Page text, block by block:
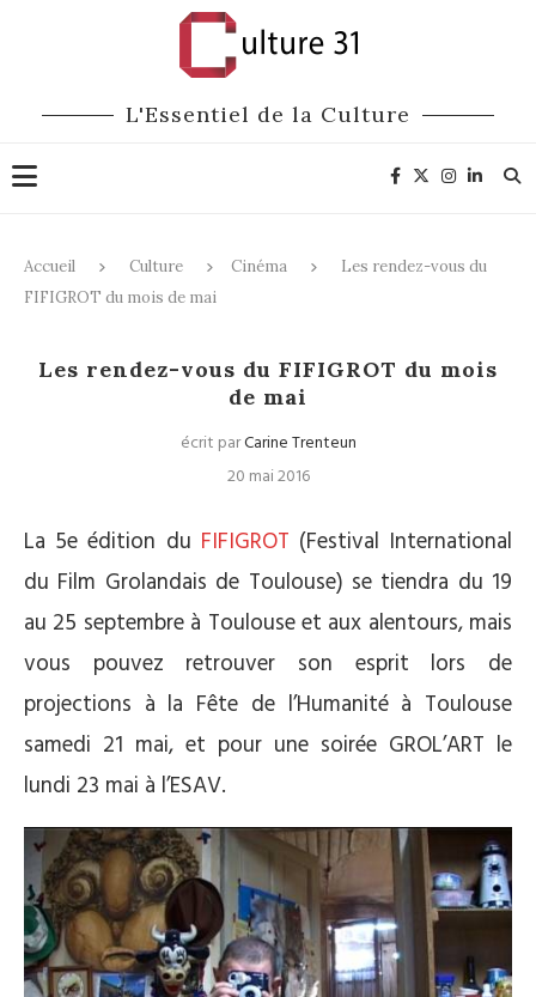
L'Essentiel de la Culture
Accueil Culture Cinéma
Les rendez-vous du
FIFIGROT du mois de mai
Les rendez-vous du FIFIGROT du mois
de mai
écrit parCarine Trenteun
20 mai 2016
La 5e édition du FIFIGROT (Festival International
du Film Grolandais de Toulouse) se tiendra du 19
au 25 septembre à Toulouse et aux alentours, mais
vous pouvez retrouver son esprit lors de
projections à la Fête de l’Humanité à Toulouse
samedi 21 mai, et pour une soirée GROL’ART le
lundi 23 mai à l’ESAV.